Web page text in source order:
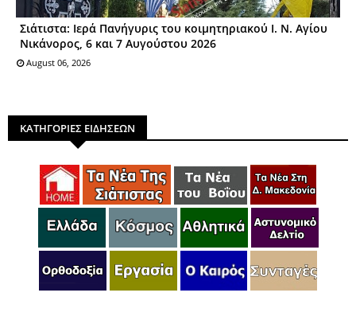
Σιάτιστα: Ιερά Πανήγυρις του κοιμητηριακού Ι. Ν. Αγίου
Νικάνορος, 6 και 7 Αυγούστου 2026
August 06, 2026
ΚΑΤΗΓΟΡΙΕΣ ΕΙΔΗΣΕΩΝ